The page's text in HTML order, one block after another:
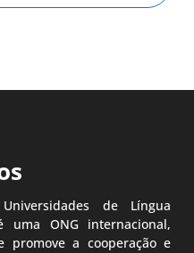
de Língua
uma ONG internacional,
promove a cooperação e